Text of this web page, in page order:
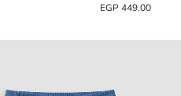
449.00 EGP